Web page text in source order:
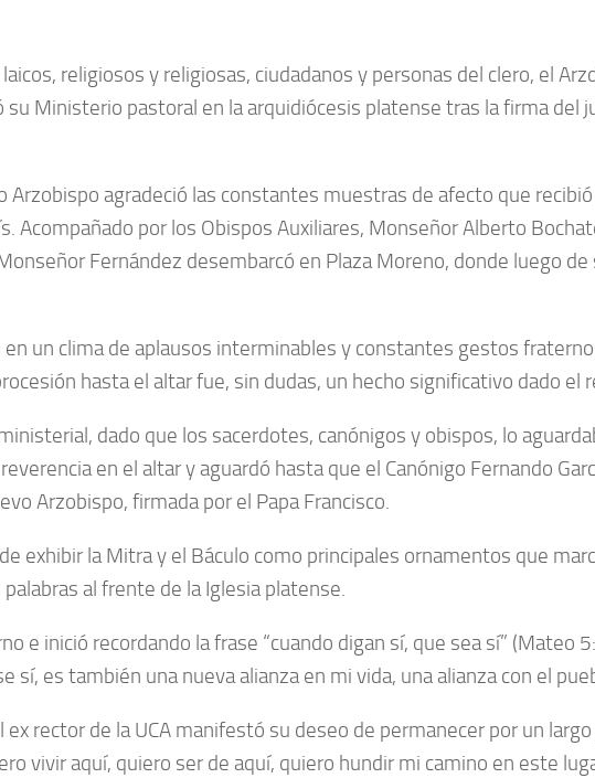
religiosos y religiosas, ciudadanos y personas del clero, el
Ministerio pastoral en la arquidiócesis platense tras la firma del
Arzobispo agradeció las constantes muestras de afecto que
Acompañado por los Obispos Auxiliares, Monseñor Alberto
Fernández desembarcó en Plaza Moreno, donde luego
en un clima de aplausos interminables y constantes gestos
hasta el altar fue, sin dudas, un hecho significativo dado
dado que los sacerdotes, canónigos y obispos, lo
en el altar y aguardó hasta que el Canónigo Fernando
Arzobispo, firmada por el Papa Francisco.
exhibir la Mitra y el Báculo como principales ornamentos que
al frente de la Iglesia platense.
e inició recordando la frase “cuando digan sí, que sea sí”
sí, es también una nueva alianza en mi vida, una alianza con el
ex rector de la UCA manifestó su deseo de permanecer por un
vivir aquí, quiero ser de aquí, quiero hundir mi camino en este